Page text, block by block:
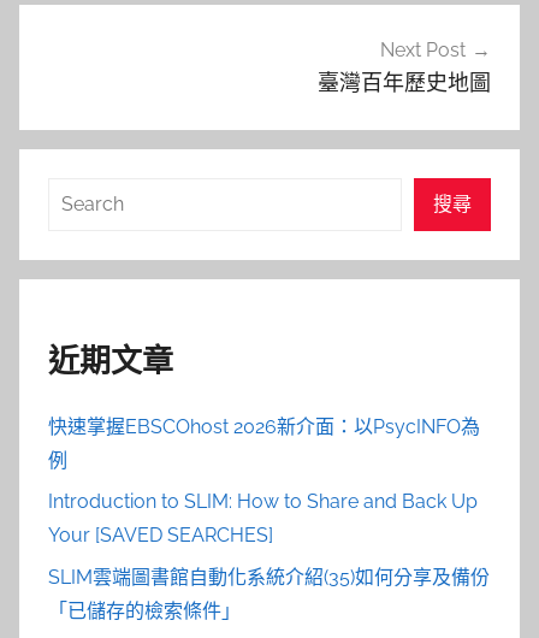
Next Post
臺灣百年歷史地圖
搜
搜尋
近期文章
快速掌握EBSCOhost 2026新介面：以PsycINFO為
例
Introduction to SLIM: How to Share and Back Up
Your [SAVED SEARCHES]
SLIM雲端圖書館自動化系統介紹(35)如何分享及備份
「已儲存的檢索條件」